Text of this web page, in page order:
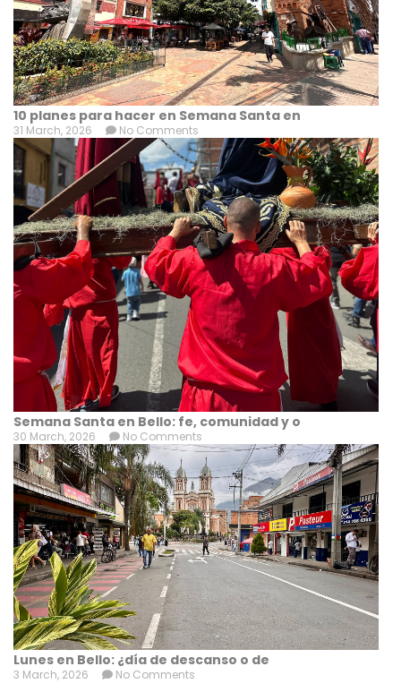
10 planes para hacer en Semana Santa en
31 March, 2026 No Comments
Semana Santa en Bello: fe, comunidad y o
30 March, 2026 No Comments
Lunes en Bello: ¿día de descanso o de
3 March, 2026 No Comments